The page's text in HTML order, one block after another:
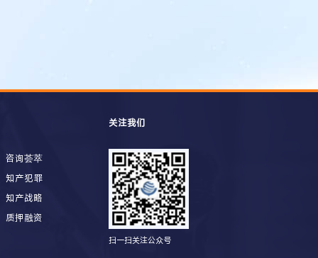
咨询荟萃
知产犯罪
知产战略
质押融资
关注我们
扫一扫关注公众号